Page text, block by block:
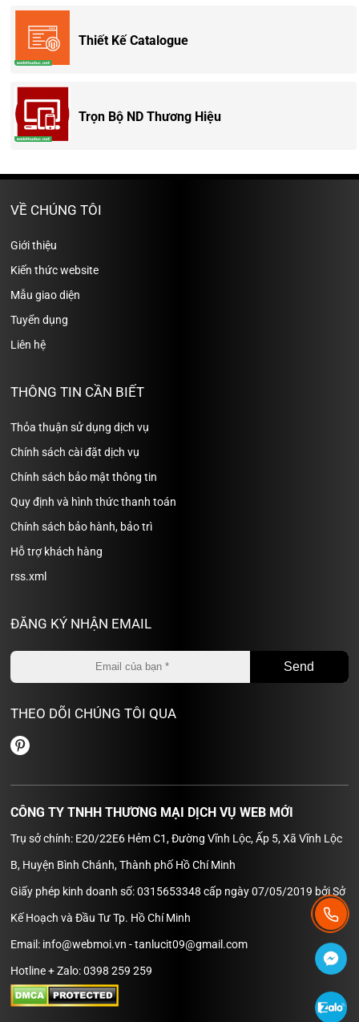
Thiết Kế Catalogue
Trọn Bộ ND Thương Hiệu
VỀ CHÚNG TÔI
Giới thiệu
Kiến thức website
Mẫu giao diện
Tuyển dụng
Liên hệ
THÔNG TIN CẦN BIẾT
Thỏa thuận sử dụng dịch vụ
Chính sách cài đặt dịch vụ
Chính sách bảo mật thông tin
Quy định và hình thức thanh toán
Chính sách bảo hành, bảo trì
Hỗ trợ khách hàng
rss.xml
ĐĂNG KÝ NHẬN EMAIL
THEO DÕI CHÚNG TÔI QUA
CÔNG TY TNHH THƯƠNG MẠI DỊCH VỤ WEB MỚI
Trụ sở chính: E20/22E6 Hẻm C1, Đường Vĩnh Lộc, Ấp 5, Xã Vĩnh Lộc
B, Huyện Bình Chánh, Thành phố Hồ Chí Minh
Giấy phép kinh doanh số: 0315653348 cấp ngày 07/05/2019 bởi Sở
Kế Hoạch và Đầu Tư Tp. Hồ Chí Minh
Email: info@webmoi.vn - tanlucit09@gmail.com
Hotline + Zalo: 0398 259 259